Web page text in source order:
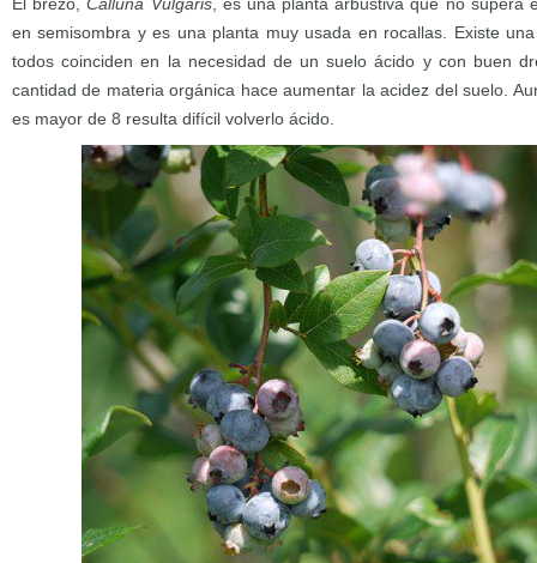
en semisombra y es una planta muy usada en rocallas. Existe
todos coinciden en la necesidad de un suelo ácido y con buen
cantidad de materia orgánica hace aumentar la acidez del suelo.
es mayor de 8 resulta difícil volverlo ácido.